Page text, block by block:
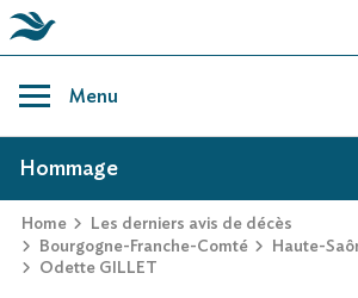
content
Menu
AVIS DE DÉCÈS DE
Home
Les derniers avis de décès
Bourgogne-Franche-Comté
Haute-
Odette GILLET
Hommage